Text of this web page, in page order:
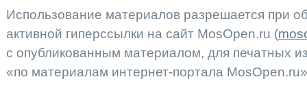
Использование материалов разрешается при
активной гиперссылки на сайт MosOpen.ru (
с опубликованным материалом, для печатных
«по материалам интернет-портала